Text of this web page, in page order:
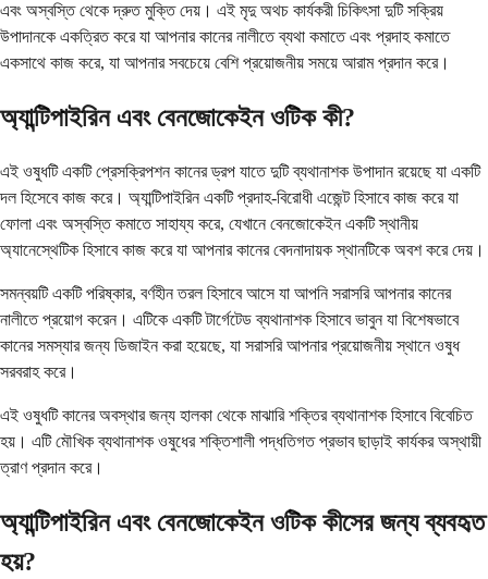
এবং অস্বস্তি থেকে দ্রুত মুক্তি দেয়। এই মৃদু অথচ কার্যকরী চিকিৎসা দুটি সক্রিয়
উপাদানকে একত্রিত করে যা আপনার কানের নালীতে ব্যথা কমাতে এবং প্রদাহ কমাতে
একসাথে কাজ করে, যা আপনার সবচেয়ে বেশি প্রয়োজনীয় সময়ে আরাম প্রদান করে।
অ্যান্টিপাইরিন এবং বেনজোকেইন ওটিক কী?
এই ওষুধটি একটি প্রেসক্রিপশন কানের ড্রপ যাতে দুটি ব্যথানাশক উপাদান রয়েছে যা একটি
দল হিসেবে কাজ করে। অ্যান্টিপাইরিন একটি প্রদাহ-বিরোধী এজেন্ট হিসাবে কাজ করে যা
ফোলা এবং অস্বস্তি কমাতে সাহায্য করে, যেখানে বেনজোকেইন একটি স্থানীয়
অ্যানেস্থেটিক হিসাবে কাজ করে যা আপনার কানের বেদনাদায়ক স্থানটিকে অবশ করে দেয়।
সমন্বয়টি একটি পরিষ্কার, বর্ণহীন তরল হিসাবে আসে যা আপনি সরাসরি আপনার কানের
নালীতে প্রয়োগ করেন। এটিকে একটি টার্গেটেড ব্যথানাশক হিসাবে ভাবুন যা বিশেষভাবে
কানের সমস্যার জন্য ডিজাইন করা হয়েছে, যা সরাসরি আপনার প্রয়োজনীয় স্থানে ওষুধ
সরবরাহ করে।
এই ওষুধটি কানের অবস্থার জন্য হালকা থেকে মাঝারি শক্তির ব্যথানাশক হিসাবে বিবেচিত
হয়। এটি মৌখিক ব্যথানাশক ওষুধের শক্তিশালী পদ্ধতিগত প্রভাব ছাড়াই কার্যকর অস্থায়ী
ত্রাণ প্রদান করে।
অ্যান্টিপাইরিন এবং বেনজোকেইন ওটিক কীসের জন্য ব্যবহৃত
হয়?